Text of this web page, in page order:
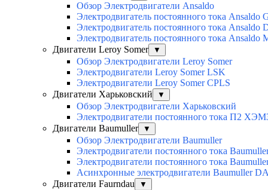
Обзор Электродвигатели Ansaldo
Электродвигатель постоянного тока Ansaldo
Электродвигатель постоянного тока Ansaldo
Электродвигатель постоянного тока Ansaldo
Двигатели Leroy Somer
▼
Обзор Электродвигатели Leroy Somer
Электродвигатели Leroy Somer LSK
Электродвигатели Leroy Somer CPLS
Двигатели Харьковский
▼
Обзор Электродвигатели Харьковский
Электродвигатели постоянного тока П2
Двигатели Baumuller
▼
Обзор Электродвигатели Baumuller
Электродвигатели постоянного тока
Электродвигатели постоянного тока
Асинхронные электродвигатели Baumuller
Двигатели Faurndau
▼